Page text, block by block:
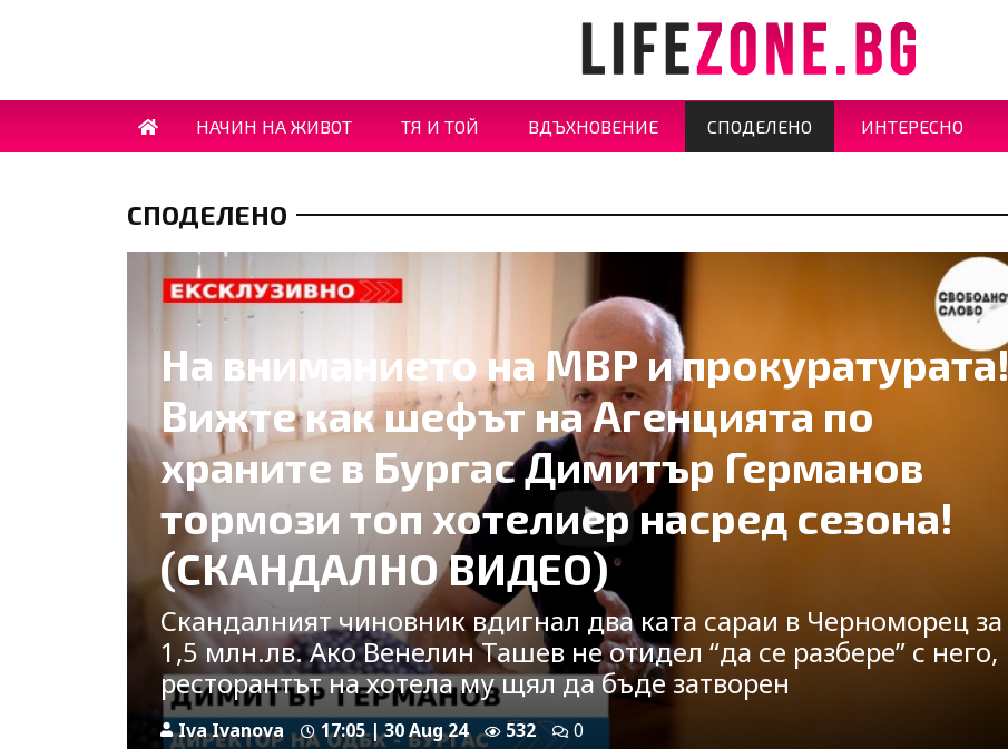
НАЧИН НА ЖИВОТ ТЯ И ТОЙ ВДЪХНОВЕНИЕ СПОДЕЛЕНО ИНТЕРЕСНО
СПОДЕЛЕНО
На вниманието на МВР и прокуратурата!
Вижте как шефът на Агенцията по
храните в Бургас Димитър Германов
тормози топ хотелиер насред сезона!
(СКАНДАЛНО ВИДЕО)
Скандалният чиновник вдигнал два ката сараи в Черноморец за
1,5 млн.лв. Ако Венелин Ташев не отидел “да се разбере” с него,
ресторантът на хотела му щял да бъде затворен
Iva Ivanova 17:05 | 30 Aug 24 532 0